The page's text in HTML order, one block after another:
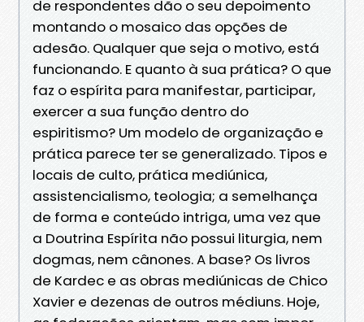
de respondentes dão o seu depoimento
montando o mosaico das opções de
adesão. Qualquer que seja o motivo, está
funcionando. E quanto à sua prática? O que
faz o espírita para manifestar, participar,
exercer a sua função dentro do
espiritismo? Um modelo de organização e
prática parece ter se generalizado. Tipos e
locais de culto, prática mediúnica,
assistencialismo, teologia; a semelhança
de forma e conteúdo intriga, uma vez que
a Doutrina Espírita não possui liturgia, nem
dogmas, nem cânones. A base? Os livros
de Kardec e as obras mediúnicas de Chico
Xavier e dezenas de outros médiuns. Hoje,